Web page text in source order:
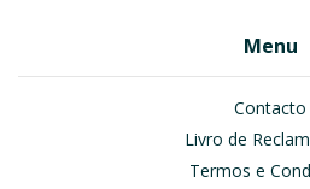
Menu
Contacto
Livro de
Termos e